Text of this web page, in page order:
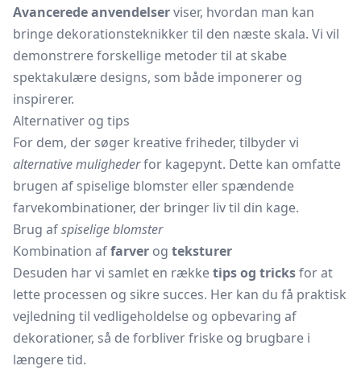
Avancerede anvendelserviser, hvordan man kan
bringe dekorationsteknikker til den næste skala. Vi vil
demonstrere forskellige metoder til at skabe
spektakulære designs, som både imponerer og
inspirerer.
Alternativer og tips
For dem, der søger kreative friheder, tilbyder vi
alternative mulighederfor kagepynt. Dette kan omfatte
brugen af spiselige blomster eller spændende
farvekombinationer, der bringer liv til din kage.
Brug afspiselige blomster
Kombination affarver og teksturer
Desuden har vi samlet en rækketips og tricksfor at
lette processen og sikre succes. Her kan du få praktisk
vejledning til vedligeholdelse og opbevaring af
dekorationer, så de forbliver friske og brugbare i
længere tid.